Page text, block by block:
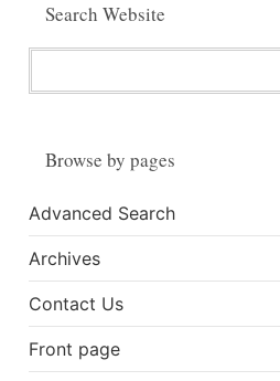
Search Website
Browse by pages
Advanced Search
Archives
Contact Us
Front page